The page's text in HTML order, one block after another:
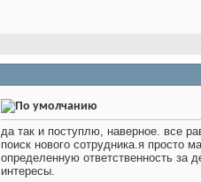
да так и поступлю, наверное. все
поиск нового сотрудника.я просто
определенную ответственность за
интересы.